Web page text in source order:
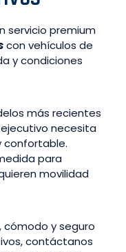
servicio premium
con vehículos de
y condiciones
más recientes
necesita
confortable.
para
movilidad
cómodo y seguro
contáctanos